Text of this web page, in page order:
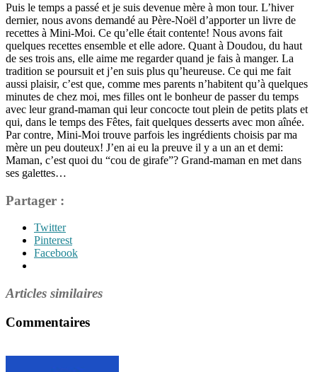
Puis le temps a passé et je suis devenue mère à mon tour. L’hiver
dernier, nous avons demandé au Père-Noël d’apporter un livre de
recettes à Mini-Moi. Ce qu’elle était contente! Nous avons fait
quelques recettes ensemble et elle adore. Quant à Doudou, du haut
de ses trois ans, elle aime me regarder quand je fais à manger. La
tradition se poursuit et j’en suis plus qu’heureuse. Ce qui me fait
aussi plaisir, c’est que, comme mes parents n’habitent qu’à quelques
minutes de chez moi, mes filles ont le bonheur de passer du temps
avec leur grand-maman qui leur concocte tout plein de petits plats et
qui, dans le temps des Fêtes, fait quelques desserts avec mon aînée.
Par contre, Mini-Moi trouve parfois les ingrédients choisis par ma
mère un peu douteux! J’en ai eu la preuve il y a un an et demi:
Maman, c’est quoi du “cou de girafe”? Grand-maman en met dans
ses galettes…
Partager :
Twitter
Pinterest
Facebook
Articles similaires
Commentaires